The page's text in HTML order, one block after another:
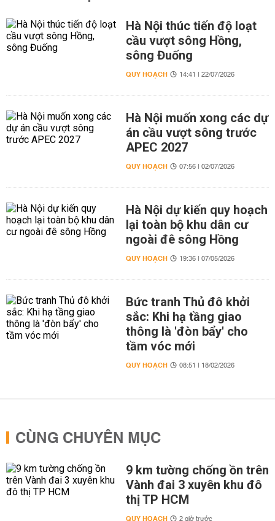
Hà Nội thúc tiến độ loạt
cầu vượt sông Hồng,
sông Đuống
QUY HOẠCH 14:41 | 22/07/2026
Hà Nội muốn xong các dự
án cầu vượt sông trước
APEC 2027
QUY HOẠCH 07:56 | 02/07/2026
Hà Nội dự kiến quy hoạch
lại toàn bộ khu dân cư
ngoài đê sông Hồng
QUY HOẠCH 19:36 | 07/05/2026
Bức tranh Thủ đô khởi
sắc: Khi hạ tầng giao
thông là 'đòn bẩy' cho
tầm vóc mới
QUY HOẠCH 08:51 | 18/02/2026
CÙNG CHUYÊN MỤC
9 km tường chống ồn trên
Vành đai 3 xuyên khu đô
thị TP HCM